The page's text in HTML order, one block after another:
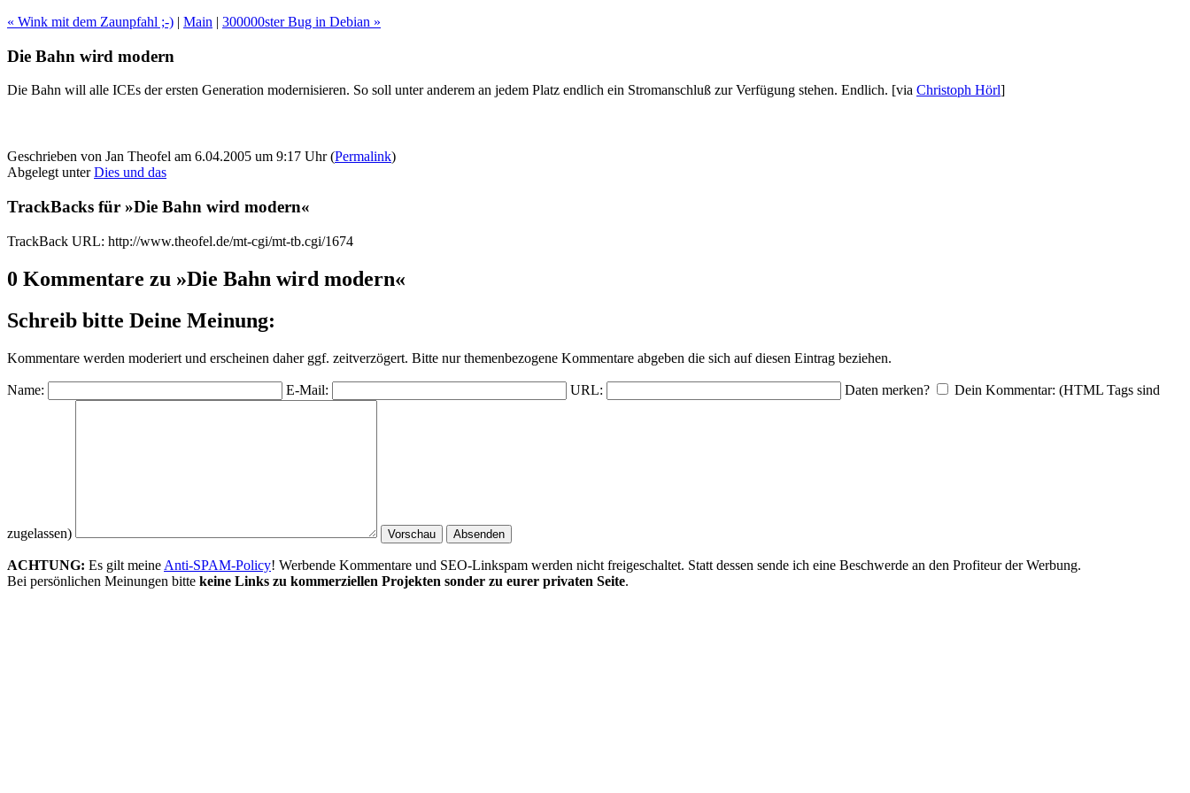
« Wink mit dem Zaunpfahl ;-) | Main | 300000ster Bug in Debian »
Die Bahn wird modern
Die Bahn will alle ICEs der ersten Generation modernisieren. So soll unter anderem an jedem Platz endlich ein Stromanschluß zur Verfügung stehen. Endlich. [via Christoph Hörl]
Geschrieben von Jan Theofel am 6.04.2005 um 9:17 Uhr (Permalink)
Abgelegt unterDies und das
TrackBacks für »Die Bahn wird modern«
TrackBack URL: http://www.theofel.de/mt-cgi/mt-tb.cgi/1674
0 Kommentare zu »Die Bahn wird modern«
Schreib bitte Deine Meinung:
Kommentare werden moderiert und erscheinen daher ggf. zeitverzögert. Bitte nur themenbezogene Kommentare abgeben die sich auf diesen Eintrag beziehen.
Name: E-Mail: URL: Daten merken? Dein Kommentar: (HTML Tags sind
zugelassen)
ACHTUNG: Es gilt meine Anti-SPAM-Policy! Werbende Kommentare und SEO-Linkspam werden nicht freigeschaltet. Statt dessen sende ich eine Beschwerde an den Profiteur der Werbung.
Bei persönlichen Meinungen bitte keine Links zu kommerziellen Projekten sonder zu eurer privaten Seite.